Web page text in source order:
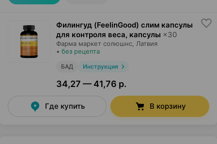
Филингуд (FeelinGood) слим капсулы
для контроля веса, капсулы ×30
Фарма маркет солюшнс , Латвия
• без рецепта
БАД Инструкция
34,27 — 41,76 р.
Где купить В корзину